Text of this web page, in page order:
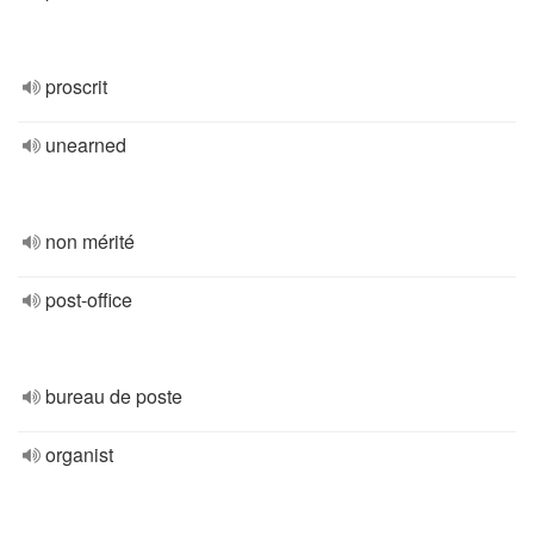
proscrit
unearned
non mérité
post-office
bureau de poste
organist